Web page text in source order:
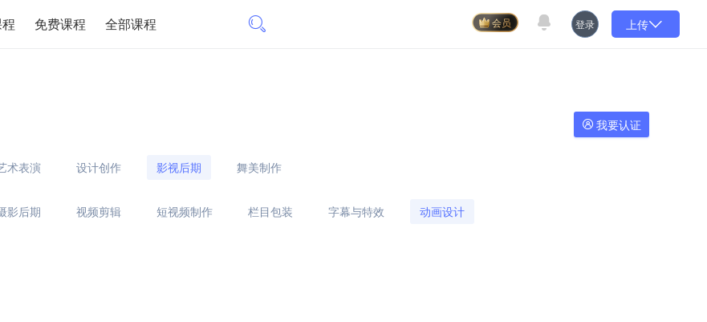
免费课程 全部课程 会员 登录 上传
我要认证
术表演 设计创作 影视后期 舞美制作
影后期 视频剪辑 短视频制作 栏目包装 字幕与特效 动画设计